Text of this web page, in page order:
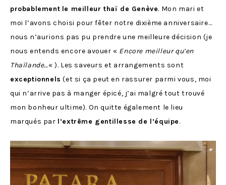
probablement le meilleur thaï de Genève. Mon mari et
moi l’avons choisi pour fêter notre dixième anniversaire…
nous n’aurions pas pu prendre une meilleure décision (je
nous entends encore avouer « Encore meilleur qu’en
Thaïlande…« ). Les saveurs et arrangements sont
exceptionnels (et si ça peut en rassurer parmi vous, moi
qui n’arrive pas à manger épicé, j’ai malgré tout trouvé
mon bonheur ultime). On quitte également le lieu
marqués par l’extrême gentillesse de l’équipe.